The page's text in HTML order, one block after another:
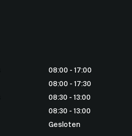
08:00 - 17:00
08:00 - 17:30
08:30 - 13:00
08:30 - 13:00
Gesloten